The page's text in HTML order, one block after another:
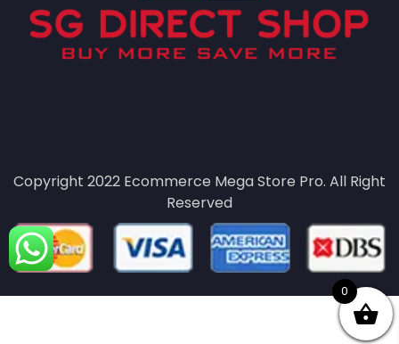
Copyright 2022 Ecommerce Mega Store Pro. All Right
Reserved
0